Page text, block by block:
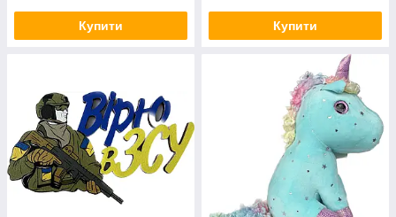
Купити Купити